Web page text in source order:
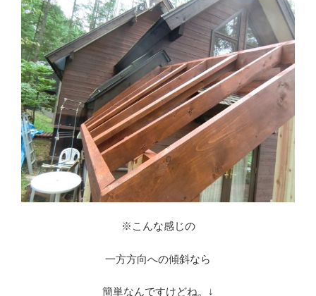
※こんな感じの
一方方向への傾斜なら
簡単なんですけどね。↓